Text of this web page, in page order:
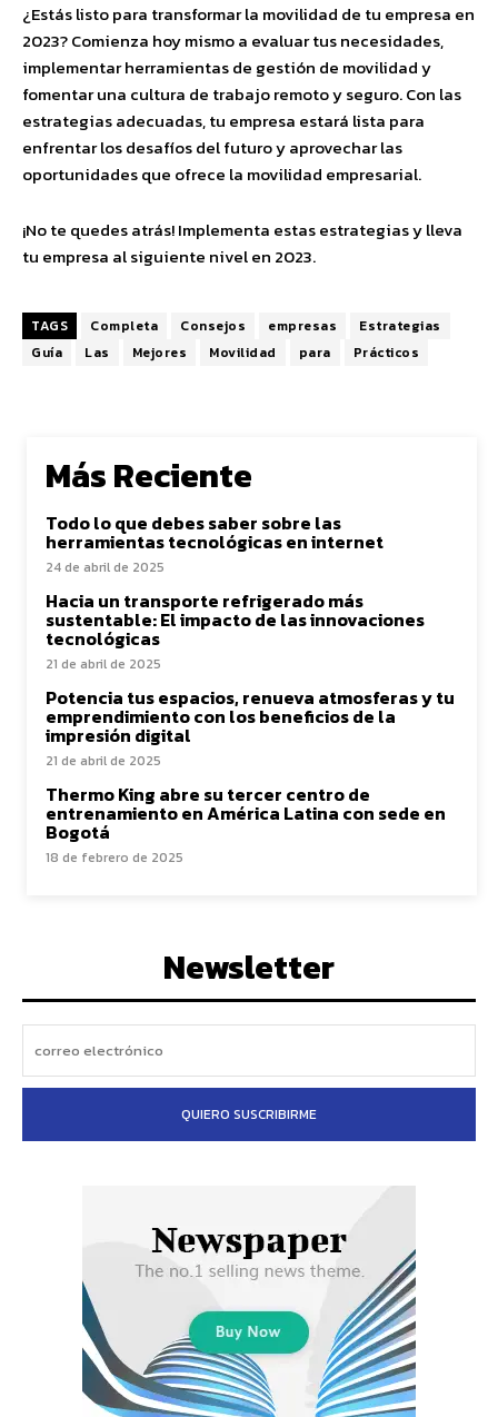
¿Estás listo para transformar la movilidad de tu empresa en
2023? Comienza hoy mismo a evaluar tus necesidades,
implementar herramientas de gestión de movilidad y
fomentar una cultura de trabajo remoto y seguro. Con las
estrategias adecuadas, tu empresa estará lista para
enfrentar los desafíos del futuro y aprovechar las
oportunidades que ofrece la movilidad empresarial.
¡No te quedes atrás! Implementa estas estrategias y lleva
tu empresa al siguiente nivel en 2023.
TAGS Completa Consejos empresas
Estrategias
Guía
Las Mejores Movilidad para Prácticos
Más Reciente
Todo lo que debes saber sobre las
herramientas tecnológicas en internet
24 de abril de 2025
Hacia un transporte refrigerado más
sustentable: El impacto de las innovaciones
tecnológicas
21 de abril de 2025
Potencia tus espacios, renueva atmosferas y tu
emprendimiento con los beneficios de la
impresión digital
21 de abril de 2025
Thermo King abre su tercer centro de
entrenamiento en América Latina con sede en
Bogotá
18 de febrero de 2025
Newsletter
QUIERO SUSCRIBIRME